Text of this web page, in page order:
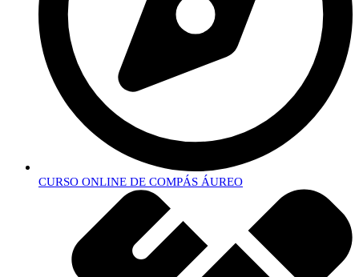
CURSO ONLINE DE COMPÁS ÁUREO